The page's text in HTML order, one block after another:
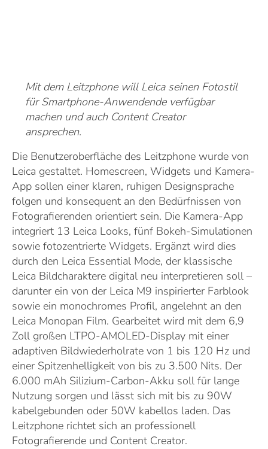
Mit dem Leitzphone will Leica seinen Fotostil
für Smartphone-Anwendende verfügbar
machen und auch Content Creator
ansprechen.
Die Benutzeroberfläche des Leitzphone wurde von
Leica gestaltet. Homescreen, Widgets und Kamera-
App sollen einer klaren, ruhigen Designsprache
folgen und konsequent an den Bedürfnissen von
Fotografierenden orientiert sein. Die Kamera-App
integriert 13 Leica Looks, fünf Bokeh-Simulationen
sowie fotozentrierte Widgets. Ergänzt wird dies
durch den Leica Essential Mode, der klassische
Leica Bildcharaktere digital neu interpretieren soll –
darunter ein von der Leica M9 inspirierter Farblook
sowie ein monochromes Profil, angelehnt an den
Leica Monopan Film. Gearbeitet wird mit dem 6,9
Zoll großen LTPO-AMOLED-Display mit einer
adaptiven Bildwiederholrate von 1 bis 120 Hz und
einer Spitzenhelligkeit von bis zu 3.500 Nits. Der
6.000 mAh Silizium-Carbon-Akku soll für lange
Nutzung sorgen und lässt sich mit bis zu 90W
kabelgebunden oder 50W kabellos laden. Das
Leitzphone richtet sich an professionell
Fotografierende und Content Creator.